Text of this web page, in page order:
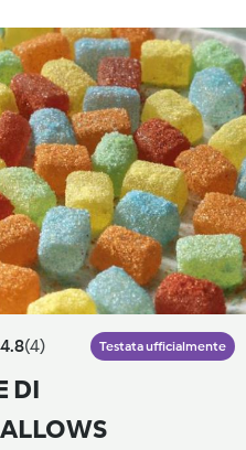
4.8(4) Testata ufficialmente
DI